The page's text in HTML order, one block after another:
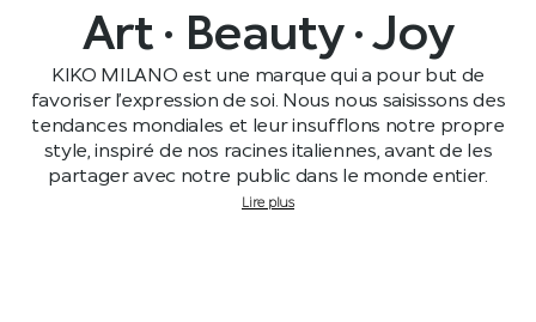
Art · Beauty · Joy
KIKO MILANO est une marque qui a pour but de
favoriser l’expression de soi. Nous nous saisissons des
tendances mondiales et leur insufflons notre propre
style, inspiré de nos racines italiennes, avant de les
partager avec notre public dans le monde entier.
Lire plus